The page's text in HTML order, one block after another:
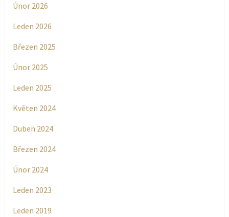
Únor 2026
Leden 2026
Březen 2025
Únor 2025
Leden 2025
Květen 2024
Duben 2024
Březen 2024
Únor 2024
Leden 2023
Leden 2019